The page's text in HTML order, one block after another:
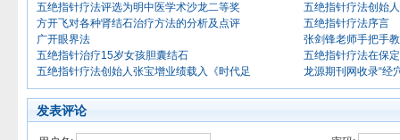
五绝指针疗法评选为明中医学术沙龙二等奖
方开飞对各种肾结石治疗方法的分析及点评
广开眼界法
五绝指针治疗15岁女孩胆囊结石
五绝指针疗法创始人张宝增业绩载入《时代足
五绝指针疗法创始
五绝指针疗法序言
张剑锋老师手把手
五绝指针疗法在保
龙源期刊网收录“经
发表评论